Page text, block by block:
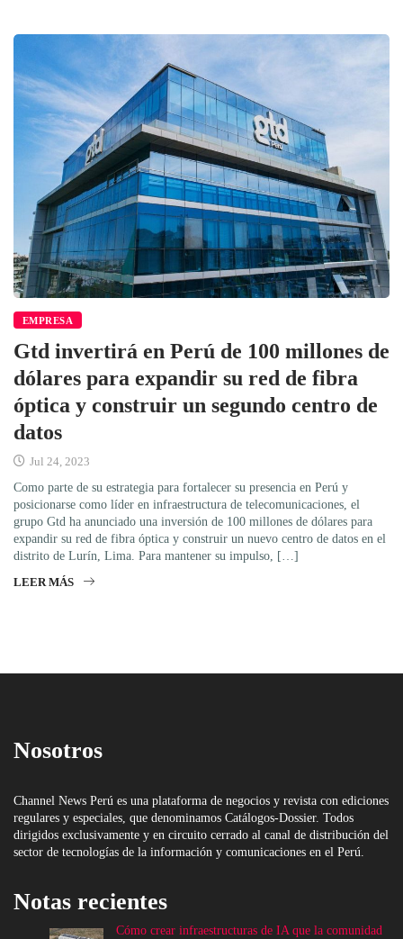
EMPRESA
Gtd invertirá en Perú de 100 millones de
dólares para expandir su red de fibra
óptica y construir un segundo centro de
datos
Jul 24, 2023
Como parte de su estrategia para fortalecer su presencia en Perú y
posicionarse como líder en infraestructura de telecomunicaciones, el
grupo Gtd ha anunciado una inversión de 100 millones de dólares para
expandir su red de fibra óptica y construir un nuevo centro de datos en el
distrito de Lurín, Lima. Para mantener su impulso, […]
LEER MÁS
Nosotros
Channel News Perú es una plataforma de negocios y revista con ediciones
regulares y especiales, que denominamos Catálogos-Dossier. Todos
dirigidos exclusivamente y en circuito cerrado al canal de distribución del
sector de tecnologías de la información y comunicaciones en el Perú.
Notas recientes
Cómo crear infraestructuras de IA que la comunidad